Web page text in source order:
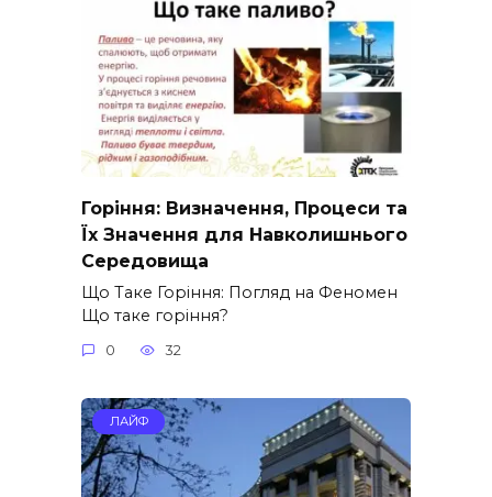
Горіння: Визначення, Процеси та
Їх Значення для Навколишнього
Середовища
Що Таке Горіння: Погляд на Феномен
Що таке горіння?
0 32
ЛАЙФ